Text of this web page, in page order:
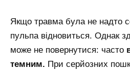
Якщо травма була не надто
пульпа відновиться. Однак
може не повернутися: часто
темним. При серйозних